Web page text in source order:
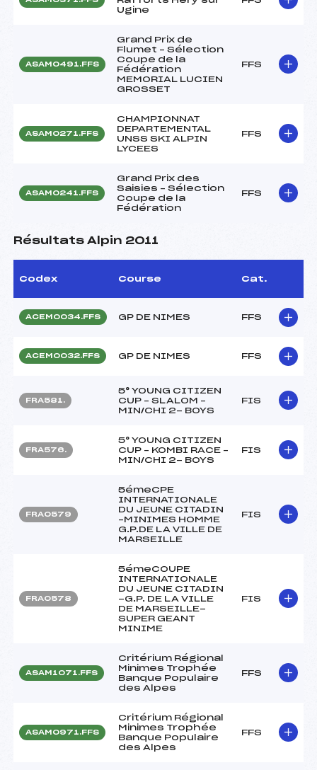
Ugine
ASAM0491.FFS
Grand Prix de
Flumet – Sélection
Coupe de la
Fédération
MEMORIAL LUCIEN
GROSSET
FFS
ASAM0271.FFS
CHAMPIONNAT
DEPARTEMENTAL
UNSS SKI ALPIN
LYCEES
FFS
ASAM0241.FFS
Grand Prix des
Saisies – Sélection
Coupe de la
Fédération
FFS
Résultats Alpin 2011
Codex Course Cat.
ACEM0034.FFS GP DE NIMES FFS
ACEM0032.FFS GP DE NIMES FFS
FRA581.
5° YOUNG CITIZEN
CUP – SLALOM –
MIN/CHI 2- BOYS
FIS
FRA576.
5° YOUNG CITIZEN
CUP – KOMBI RACE –
MIN/CHI 2- BOYS
FIS
FRA0579
5émeCPE
INTERNATIONALE
DU JEUNE CITADIN
–MINIMES HOMME
G.P.DE LA VILLE DE
MARSEILLE
FIS
FRA0578
5émeCOUPE
INTERNATIONALE
DU JEUNE CITADIN
-G.P. DE LA VILLE
DE MARSEILLE-
SUPER GEANT
MINIME
FIS
ASAM1071.FFS
Critérium Régional
Minimes Trophée
Banque Populaire
des Alpes
FFS
ASAM0971.FFS
Critérium Régional
Minimes Trophée
Banque Populaire
des Alpes
FFS